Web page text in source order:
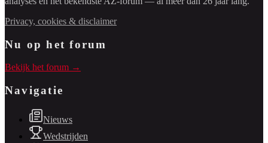
Privacy, cookies & disclaimer
Nu op het forum
Bekijk het forum →
Navigatie
Nieuws
Wedstrijden